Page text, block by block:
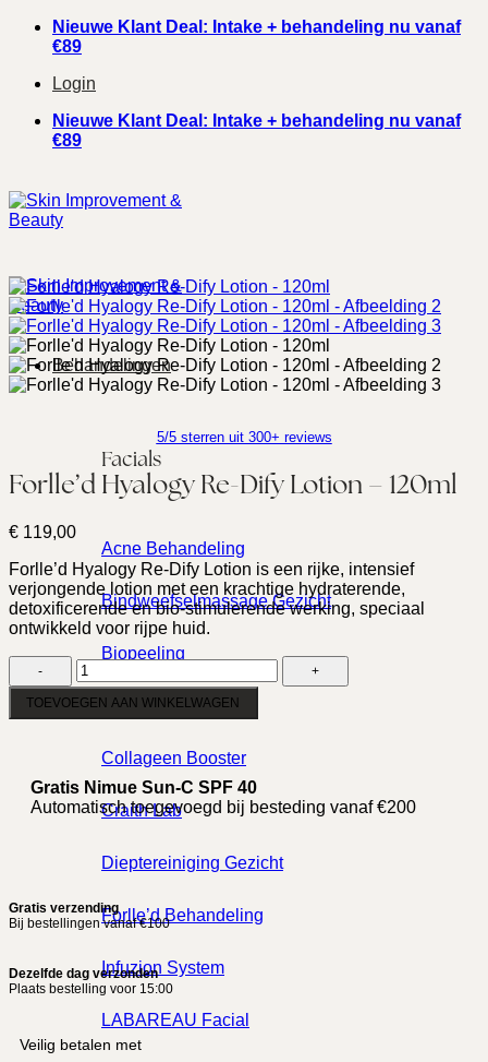
Nieuwe Klant Deal: Intake + behandeling nu vanaf
€89
Login
Nieuwe Klant Deal: Intake + behandeling nu vanaf
€89
Behandelingen
Facials
Acne Behandeling
Bindweefselmassage Gezicht
Biopeeling
Buccal Massage
Collageen Booster
Craith Lab
Dieptereiniging Gezicht
Forlle’d Behandeling
Infuzion System
LABAREAU Facial
5/5 sterren uit 300+ reviews
Forlle’d Hyalogy Re-Dify Lotion – 120ml
€ 119,00
Forlle’d Hyalogy Re-Dify Lotion is een rijke, intensief
verjongende lotion met een krachtige hydraterende,
detoxificerende en bio-stimulerende werking, speciaal
ontwikkeld voor rijpe huid.
Forlle'd
Hyalogy
Re-
Dify
120ml
aantal
TOEVOEGEN AAN WINKELWAGEN
Gratis Nimue Sun-C SPF 40
Automatisch toegevoegd bij besteding vanaf €200
Gratis verzending
Bij bestellingen vanaf €100
Dezelfde dag verzonden
Plaats bestelling voor 15:00
Veilig betalen met